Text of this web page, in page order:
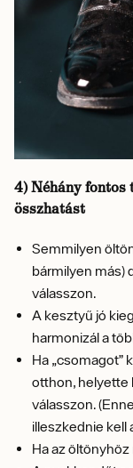
4) Néhány fontos
összhatást
Semmilyen
bármilyen más)
válasszon.
A kesztyű jó
harmonizál a
Ha „csomagot”
otthon, helyette
válasszon.
illeszkednie kell
Ha az